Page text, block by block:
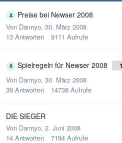
Preise bei Newser 2008
Von Dannyo, 30. März 2008
13 Antworten 9111 Aufrufe
Spielregeln für Newser 2008 1
Von Dannyo, 30. März 2008
39 Antworten 14738 Aufrufe
DIE SIEGER
Von Dannyo, 2. Juni 2008
14 Antworten 7194 Aufrufe